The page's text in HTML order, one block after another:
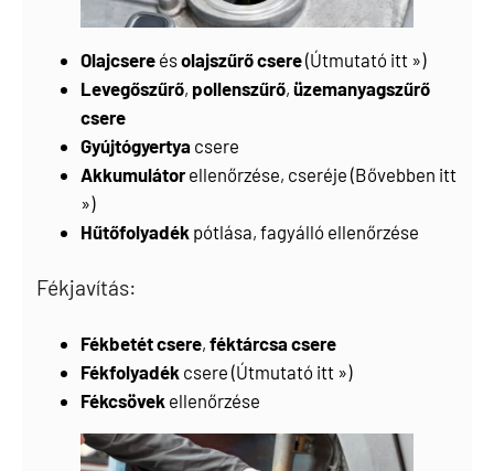
Olajcsere ésolajszűrő csere(Útmutató itt »)
Levegőszűrő, pollenszűrő,üzemanyagszűrő
csere
Gyújtógyertya csere
Akkumulátorellenőrzése, cseréje (Bővebben itt
»)
Hűtőfolyadék pótlása, fagyálló ellenőrzése
Fékjavítás:
Fékbetét csere,féktárcsa csere
Fékfolyadék csere (Útmutató itt »)
Fékcsövek ellenőrzése